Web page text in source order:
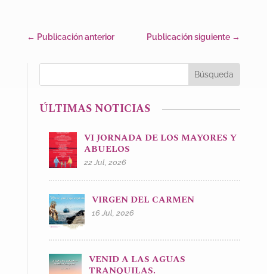
← Publicación anterior Publicación siguiente →
ÚLTIMAS NOTICIAS
VI JORNADA DE LOS MAYORES Y
ABUELOS
22 Jul, 2026
VIRGEN DEL CARMEN
16 Jul, 2026
VENID A LAS AGUAS
TRANQUILAS.